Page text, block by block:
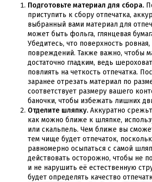
Подготовьте материал для сбора.
приступить к сбору отпечатка,
выбранный вами материал для
может быть фольга, глянцевая
Убедитесь, что поверхность
повреждений. Также важно, чтобы
достаточно гладким, ведь
повлиять на четкость отпечатка.
заранее отрезать материал по
соответствует размеру вашего
баночки, чтобы избежать лишних
Отделите шляпку. Аккуратно
как можно ближе к шляпке,
или скальпель. Чем ближе вы
тем чище будет отпечаток,
равномерно осыпаться с самой
действовать осторожно, чтобы не
и не нарушить её естественную
будет определять качество